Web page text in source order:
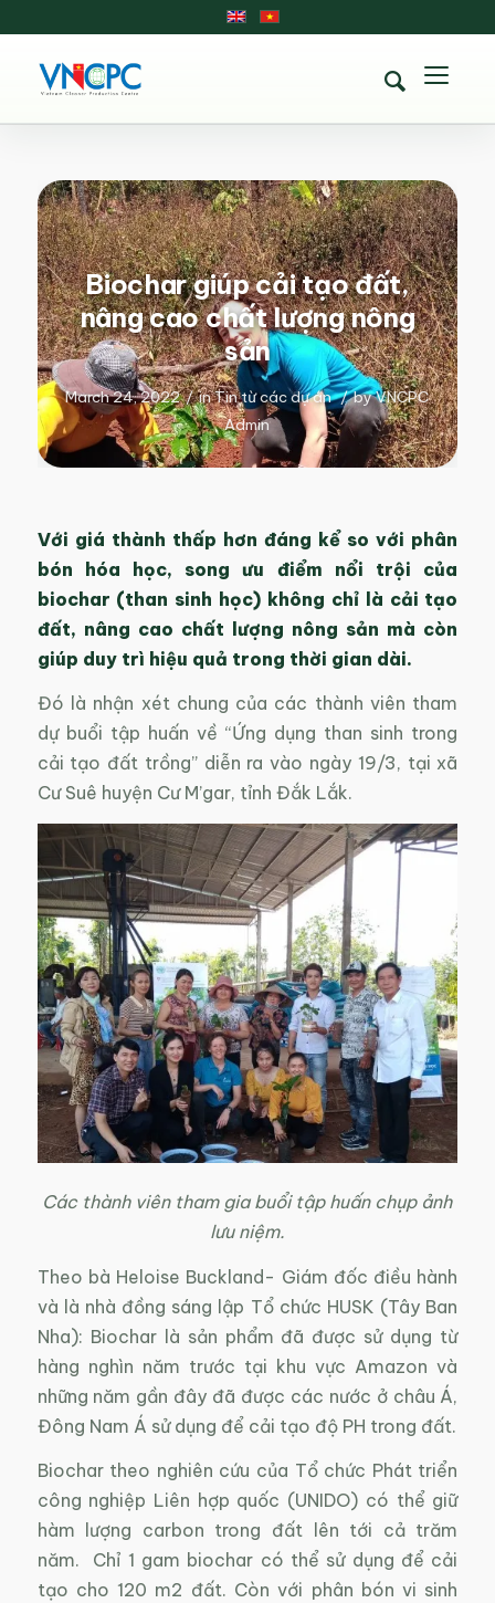
Biochar giúp cải tạo đất,
nâng cao chất lượng nông
sản
March 24, 2022 / inTin từ các dự án / byVNCPC
Admin
Với giá thành thấp hơn đáng kể so với phân
bón hóa học, song ưu điểm nổi trội của
biochar (than sinh học) không chỉ là cải tạo
đất, nâng cao chất lượng nông sản mà còn
giúp duy trì hiệu quả trong thời gian dài.
Đó là nhận xét chung của các thành viên tham
dự buổi tập huấn về “Ứng dụng than sinh trong
cải tạo đất trồng” diễn ra vào ngày 19/3, tại xã
Cư Suê huyện Cư M’gar, tỉnh Đắk Lắk.
Các thành viên tham gia buổi tập huấn chụp ảnh
lưu niệm.
Theo bà Heloise Buckland- Giám đốc điều hành
và là nhà đồng sáng lập Tổ chức HUSK (Tây Ban
Nha): Biochar là sản phẩm đã được sử dụng từ
hàng nghìn năm trước tại khu vực Amazon và
những năm gần đây đã được các nước ở châu Á,
Đông Nam Á sử dụng để cải tạo độ PH trong đất.
Biochar theo nghiên cứu của Tổ chức Phát triển
công nghiệp Liên hợp quốc (UNIDO) có thể giữ
hàm lượng carbon trong đất lên tới cả trăm
năm. Chỉ 1 gam biochar có thể sử dụng để cải
tạo cho 120 m2 đất. Còn với phân bón vi sinh